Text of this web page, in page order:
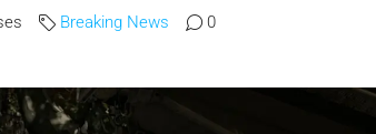
Breaking News 0